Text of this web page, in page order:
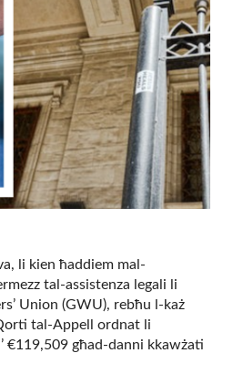
li kien ħaddiem mal-
tal-assistenza legali li
Union (GWU), rebħu l-każ
tal-Appell ordnat li
€119,509 għad-danni kkawżati